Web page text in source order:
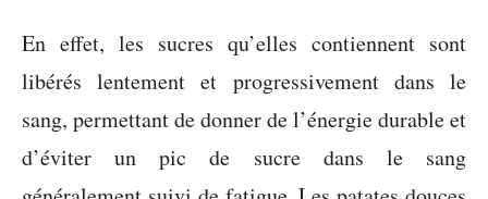
En effet, les sucres qu’elles contiennent sont
libérés lentement et progressivement dans le
sang, permettant de donner de l’énergie durable et
d’éviter un pic de sucre dans le sang